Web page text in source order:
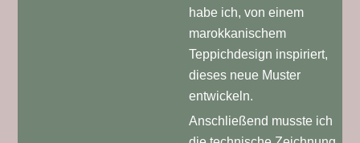
habe ich, von einem
marokkanischem
Teppichdesign inspiriert,
dieses neue Muster
entwickeln.
Anschließend musste ich